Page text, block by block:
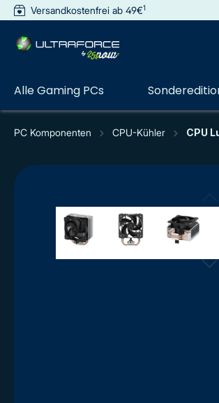
springen Zur Hauptnavigation springen
Versandkostenfrei ab 49€1
Alle Gaming PCs
PC Komponenten CPU-Kühler CPU